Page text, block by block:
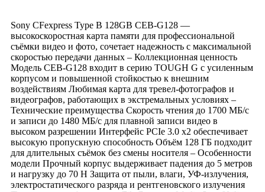
Sony CFexpress Type B 128GB CEB-G128 —
высокоскоростная карта памяти для профессиональной
съёмки видео и фото, сочетает надежность с максимальной
скоростью передачи данных – Коллекционная ценность
Модель CEB-G128 входит в серию TOUGH G с усиленным
корпусом и повышенной стойкостью к внешним
воздействиям Любимая карта для тревел-фотографов и
видеографов, работающих в экстремальных условиях –
Технические преимущества Скорость чтения до 1700 МБ/с
и записи до 1480 МБ/с для плавной записи видео в
высоком разрешении Интерфейс PCIe 3.0 x2 обеспечивает
высокую пропускную способность Объём 128 ГБ подходит
для длительных съёмок без смены носителя – Особенности
модели Прочный корпус выдерживает падения до 5 метров
и нагрузку до 70 Н Защита от пыли, влаги, УФ-излучения,
электростатического разряда и рентгеновского излучения